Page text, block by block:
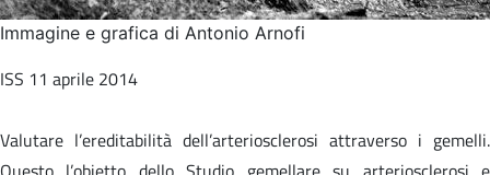
Immagine e grafica di Antonio Arnofi
ISS 11 aprile 2014
Valutare l’ereditabilità dell’arteriosclerosi attraverso i gemelli.